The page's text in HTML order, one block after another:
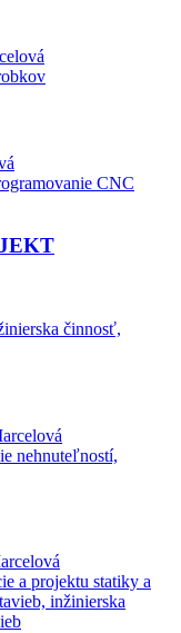
CNC
činnosť,
nehnuteľností,
a projektu statiky a
inžinierska